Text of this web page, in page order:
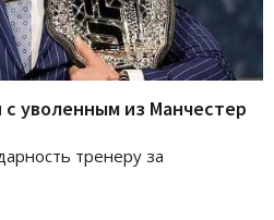
уволенным из Манчестер
тренеру за